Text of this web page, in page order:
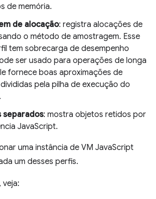
de memória.
de alocação: registra alocações de
o método de amostragem. Esse
tem sobrecarga de desempenho
ser usado para operações de longa
fornece boas aproximações de
pela pilha de execução do
separados: mostra objetos retidos por
JavaScript.
uma instância de VM JavaScript
um desses perfis.
veja: